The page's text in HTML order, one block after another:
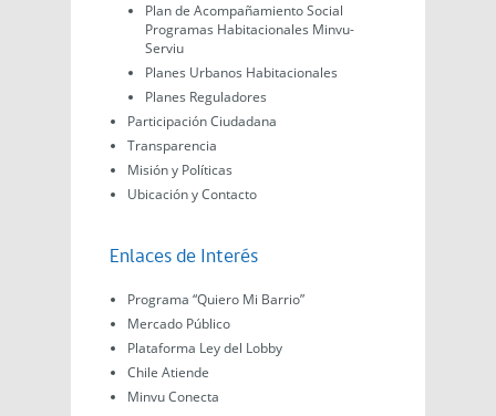
Plan de Acompañamiento Social
Programas Habitacionales Minvu-
Serviu
Planes Urbanos Habitacionales
Planes Reguladores
Participación Ciudadana
Transparencia
Misión y Políticas
Ubicación y Contacto
Enlaces de Interés
Programa “Quiero Mi Barrio”
Mercado Público
Plataforma Ley del Lobby
Chile Atiende
Minvu Conecta